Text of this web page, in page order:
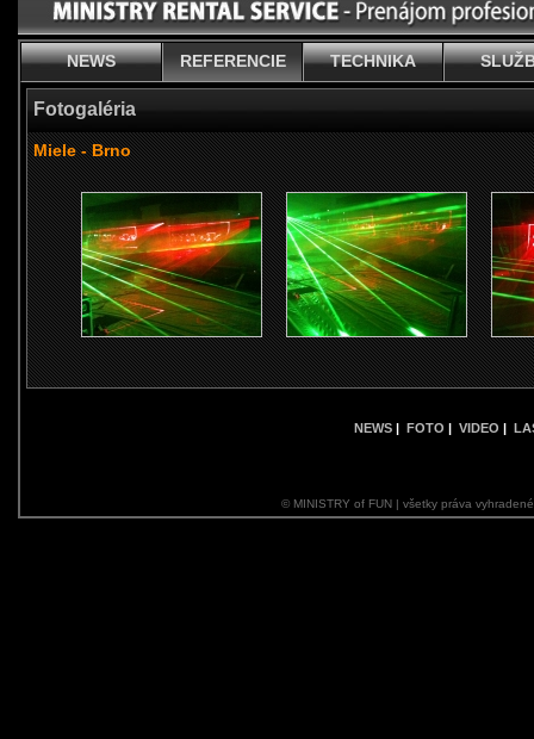
NEWS REFERENCIE TECHNIKA
Fotogaléria
Miele - Brno
NEWS | FOTO | VIDEO |
© MINISTRY of FUN | všetky práva